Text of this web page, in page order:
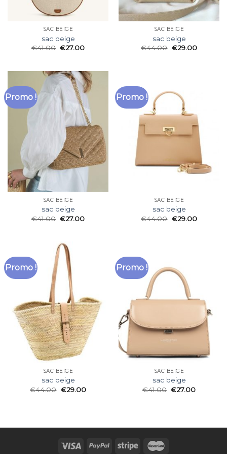
SAC BEIGE
sac beige
€41.00 €27.00
SAC BEIGE
sac beige
€44.00 €29.00
Promo !
SAC BEIGE
sac beige
€41.00 €27.00
Promo !
SAC BEIGE
sac beige
€44.00 €29.00
Promo !
SAC BEIGE
sac beige
€44.00 €29.00
Promo !
SAC BEIGE
sac beige
€41.00 €27.00